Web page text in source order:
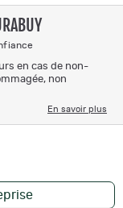
en cas de non-
non
En savoir plus